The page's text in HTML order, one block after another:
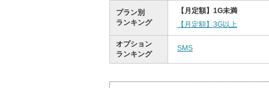
プラン別
ランキング
【月定額】1G未満
【月定額】3G以上
オプション
ランキング
SMS